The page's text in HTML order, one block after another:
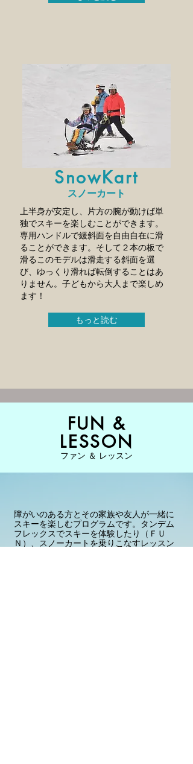
SnowKart
スノーカート
上半身が安定し、片方の腕が動けば単
独でスキーを楽しむことができます。
専用ハンドルで緩斜面を自由自在に滑
ることができます。そして２本の板で
滑るこのモデルは滑走する斜面を選
び、ゆっくり滑れば転倒することはあ
りません。子どもから大人まで楽しめ
ます！
もっと読む
FUN &
LESSON
ファン ＆ レッスン
障がいのある方とその家族や友人が一緒に
スキーを楽しむプログラムです。タンデム
フレックスでスキーを体験したり（ＦＵ
Ｎ）、スノーカートを乗りこなすレッスン